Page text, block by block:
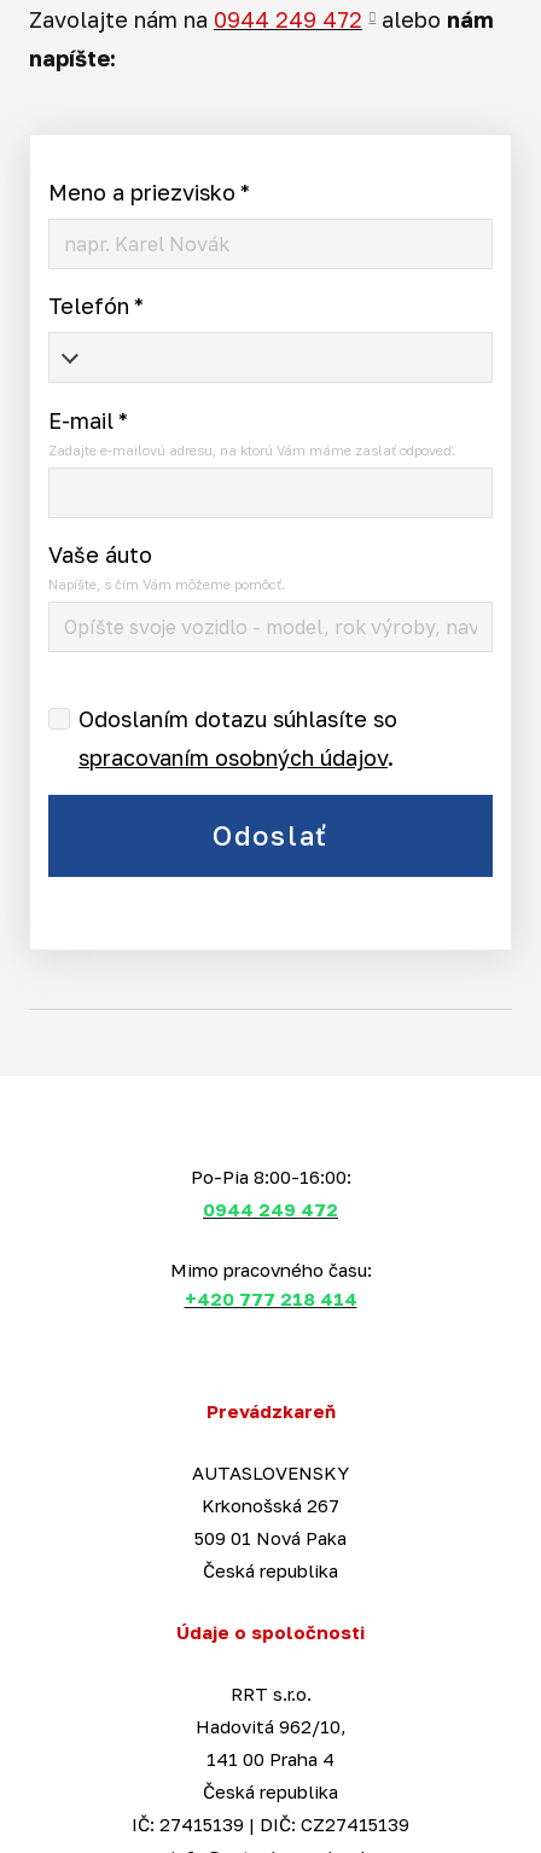
Zavolajte nám na 0944 249 472 alebo nám
napíšte:
Meno a priezvisko *
Telefón *
E-mail*
Zadajte e-mailovú adresu, na ktorú Vám máme zaslať odpoveď.
Vaše áuto
Napíšte, s čím Vám môžeme pomôcť.
Odoslaním dotazu súhlasíte so
spracovaním osobných údajov.
Odoslať
Po-Pia 8:00-16:00:
0944 249 472
Mimo pracovného času:
+420 777 218 414
Prevádzkareň
AUTASLOVENSKY
Krkonošská 267
509 01 Nová Paka
Česká republika
Údaje o spoločnosti
RRT s.r.o.
Hadovitá 962/10,
141 00 Praha 4
Česká republika
IČ: 27415139 | DIČ: CZ27415139